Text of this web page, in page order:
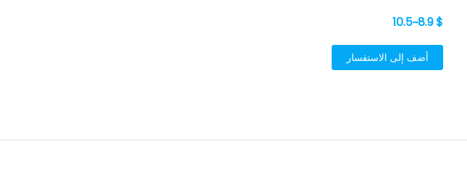
$ 8.9~10.5
أضف إلى الاستفسار